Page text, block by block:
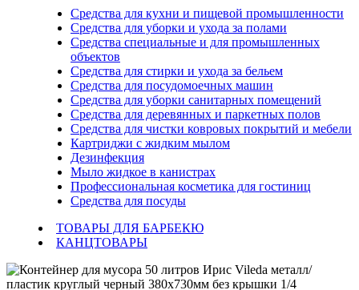
Средства для кухни и пищевой промышленности
Средства для уборки и ухода за полами
Средства специальные и для промышленных
объектов
Средства для стирки и ухода за бельем
Средства для посудомоечных машин
Средства для уборки санитарных помещений
Средства для деревянных и паркетных полов
Средства для чистки ковровых покрытий и мебели
Картриджи с жидким мылом
Дезинфекция
Мыло жидкое в канистрах
Профессиональная косметика для гостиниц
Средства для посуды
ТОВАРЫ ДЛЯ БАРБЕКЮ
КАНЦТОВАРЫ